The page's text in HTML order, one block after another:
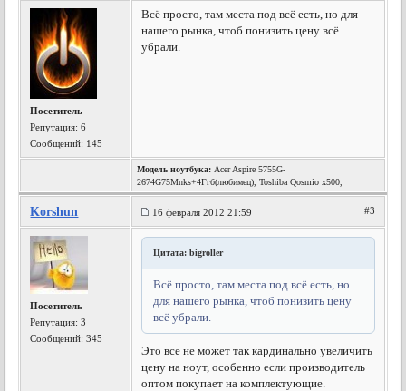
Посетитель
Репутация:6
Сообщений: 145
Всё просто, там места под всё есть, но для
нашего рынка, чтоб понизить цену всё
убрали.
Модель ноутбука: Acer Aspire 5755G-
2674G75Mnks+4Ггб(любимец), Toshiba Qosmio x500,
Korshun 16 февраля 2012 21:59 #3
Посетитель
Репутация:3
Сообщений: 345
Цитата: bigroller
Всё просто, там места под всё есть, но
для нашего рынка, чтоб понизить цену
всё убрали.
Это все не может так кардинально увеличить
цену на ноут, особенно если производитель
оптом покупает на комплектующие.